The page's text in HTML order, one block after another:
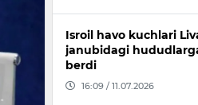
Isroil havo kuchlari
janubidagi
berdi
16:09 / 11.07.2026